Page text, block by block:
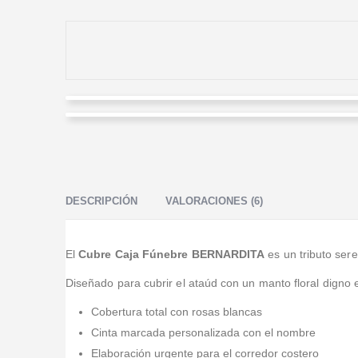
buen gusto, y lo entregaron rápido.
DESCRIPCIÓN VALORACIONES (6)
ElCubre Caja Fúnebre BERNARDITA es un tributo
Diseñado para cubrir el ataúd con un manto floral
Cobertura total con rosas blancas
Cinta marcada personalizada con el nombre
Elaboración urgente para el corredor costero